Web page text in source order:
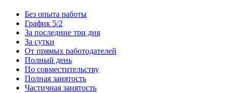
Без опыта работы
График 5/2
За последние три дня
За сутки
От прямых работодателей
Полный день
По совместительству
Полная занятость
Частичная занятость